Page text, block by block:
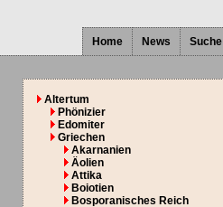
Home News Suche
Altertum
Phönizier
Edomiter
Griechen
Akarnanien
Äolien
Attika
Boiotien
Bosporanisches Reich